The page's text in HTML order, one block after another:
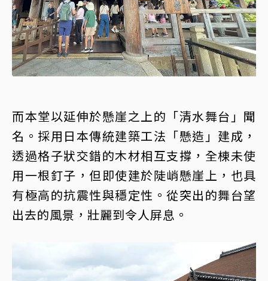
而本堂以延伸於懸崖之上的「清水舞台」聞
名。採用日本傳統建築工法「懸造」建成，
透過格子狀交錯的木材相互支撐，全棟未使
用一根釘子，但即使建於陡峭懸崖上，也具
有極高的抗震性與穩定性。從突出的舞台望
出去的風景，壯麗到令人屏息。